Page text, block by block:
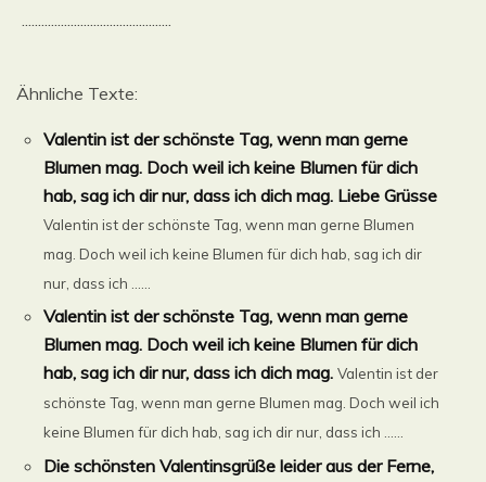
..............................................
Ähnliche Texte:
Valentin ist der schönste Tag, wenn man gerne
Blumen mag. Doch weil ich keine Blumen für dich
hab, sag ich dir nur, dass ich dich mag. Liebe Grüsse
Valentin ist der schönste Tag, wenn man gerne Blumen
mag. Doch weil ich keine Blumen für dich hab, sag ich dir
nur, dass ich ......
Valentin ist der schönste Tag, wenn man gerne
Blumen mag. Doch weil ich keine Blumen für dich
hab, sag ich dir nur, dass ich dich mag. Valentin ist der
schönste Tag, wenn man gerne Blumen mag. Doch weil ich
keine Blumen für dich hab, sag ich dir nur, dass ich ......
Die schönsten Valentinsgrüße leider aus der Ferne,